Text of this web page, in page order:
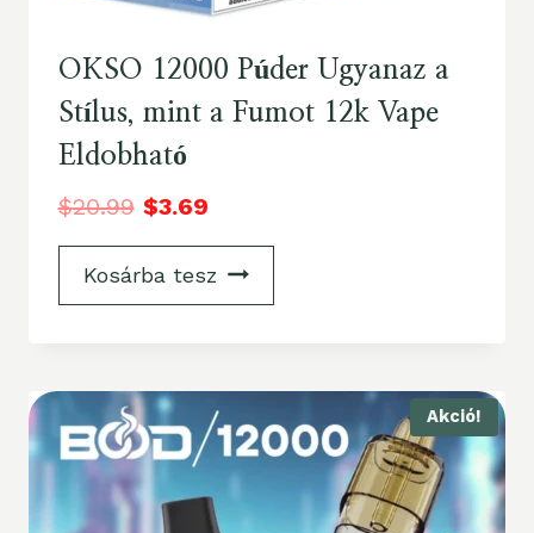
OKSO 12000 Púder Ugyanaz a
Stílus, mint a Fumot 12k Vape
Eldobható
$20.99 $3.69
Kosárba tesz
Akció!